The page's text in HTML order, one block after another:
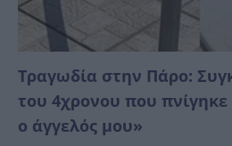
Τραγωδία στην Πάρο:
του 4χρονου που πνίγηκε
ο άγγελός μου»